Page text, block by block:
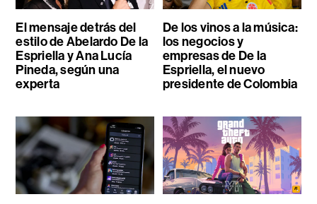
El mensaje detrás del
estilo de Abelardo De la
Espriella y Ana Lucía
Pineda, según una
experta
De los vinos a la música:
los negocios y
empresas de De la
Espriella, el nuevo
presidente de Colombia